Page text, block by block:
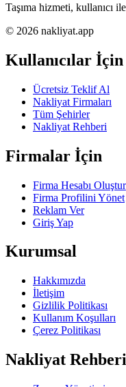
Taşıma hizmeti, kullanıcı
© 2026 nakliyat.app
Kullanıcılar İçin
Ücretsiz Teklif Al
Nakliyat Firmaları
Tüm Şehirler
Nakliyat Rehberi
Firmalar İçin
Firma Hesabı Oluştur
Firma Profilini Yönet
Reklam Ver
Giriş Yap
Kurumsal
Hakkımızda
İletişim
Gizlilik Politikası
Kullanım Koşulları
Çerez Politikası
Nakliyat Rehberi